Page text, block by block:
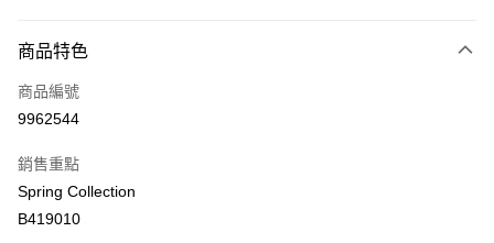
信用卡一次付款
LINE Pay
街口支付
悠遊付
商品特色
商品編號
9962544
銷售重點
Spring Collection
B419010